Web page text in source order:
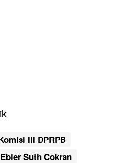
III DPRPB
Suth Cokran